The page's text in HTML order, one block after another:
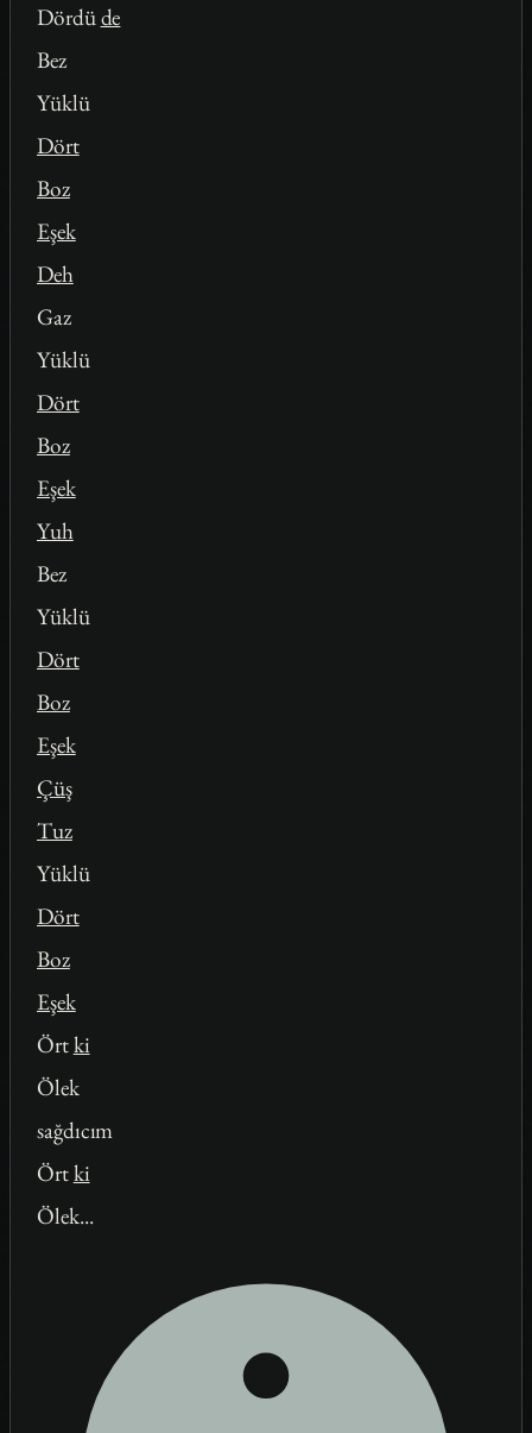
Dördüde
Bez
Yüklü
Dört
Boz
Eşek
Deh
Gaz
Yüklü
Dört
Boz
Eşek
Yuh
Bez
Yüklü
Dört
Boz
Eşek
Çüş
Tuz
Yüklü
Dört
Boz
Eşek
Örtki
Ölek
sağdıcım
Örtki
Ölek...